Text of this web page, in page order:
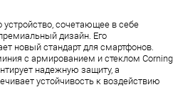
устройство, сочетающее в себе
дизайн. Его
новый стандарт для смартфонов.
с армированием и стеклом Corning
надежную защиту, а
устойчивость к воздействию